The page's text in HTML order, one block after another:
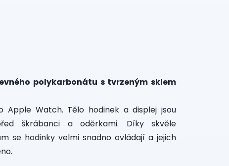
polykarbonátu s tvrzeným sklem
Apple Watch. Tělo hodinek a displej jsou
škrábanci a oděrkami. Díky skvěle
se hodinky velmi snadno ovládají a jejich